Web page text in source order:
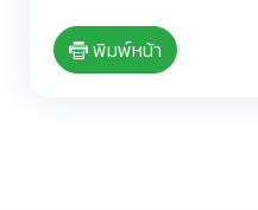
พิมพ์หน้า